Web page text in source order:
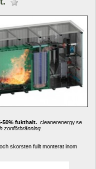
50% fukthalt. cleanerenergy.se
zonförbränning.
skorsten fullt monterat inom